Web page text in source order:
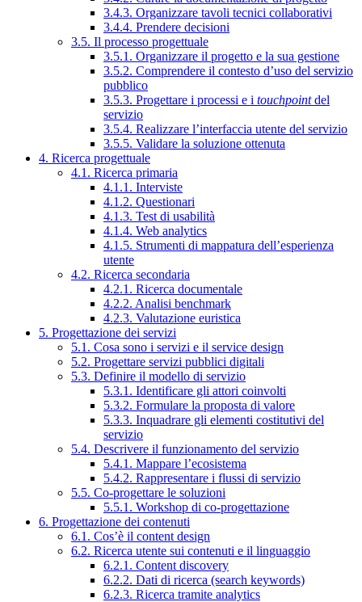
3.4.3. Organizzare tavoli tecnici collaborativi
3.4.4. Prendere decisioni
3.5. Il processo progettuale
3.5.1. Organizzare il progetto e la sua gestione
3.5.2. Comprendere il contesto d’uso del servizio
pubblico
3.5.3. Progettare i processi e i touchpointdel
servizio
3.5.4. Realizzare l’interfaccia utente del servizio
3.5.5. Validare la soluzione ottenuta
4. Ricerca progettuale
4.1. Ricerca primaria
4.1.1. Interviste
4.1.2. Questionari
4.1.3. Test di usabilità
4.1.4. Web analytics
4.1.5. Strumenti di mappatura dell’esperienza
utente
4.2. Ricerca secondaria
4.2.1. Ricerca documentale
4.2.2. Analisi benchmark
4.2.3. Valutazione euristica
5. Progettazione dei servizi
5.1. Cosa sono i servizi e il service design
5.2. Progettare servizi pubblici digitali
5.3. Definire il modello di servizio
5.3.1. Identificare gli attori coinvolti
5.3.2. Formulare la proposta di valore
5.3.3. Inquadrare gli elementi costitutivi del
servizio
5.4. Descrivere il funzionamento del servizio
5.4.1. Mappare l’ecosistema
5.4.2. Rappresentare i flussi di servizio
5.5. Co-progettare le soluzioni
5.5.1. Workshop di co-progettazione
6. Progettazione dei contenuti
6.1. Cos’è il content design
6.2. Ricerca utente sui contenuti e il linguaggio
6.2.1. Content discovery
6.2.2. Dati di ricerca (search keywords)
6.2.3. Ricerca tramite analytics